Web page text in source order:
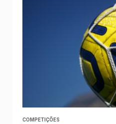
COMPETIÇÕES